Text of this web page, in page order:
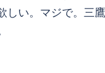
い。マジで。三